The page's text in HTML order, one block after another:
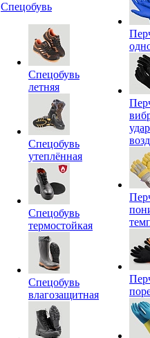
Спецобувь
Спецобувь
летняя
Спецобувь
утеплённая
Спецобувь
термостойкая
Спецобувь
влагозащитная